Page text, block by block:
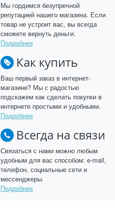
Мы гордимся безупречной
репутацией нашего магазина. Если
товар не устроит вас, вы всегда
сможете вернуть деньги.
Подробнее
Как купить
Ваш первый заказ в интернет-
магазине? Мы с радостью
подскажем как сделать покупки в
интернете простыми и удобными.
Подробнее
Всегда на связи
Связаться с нами можно любым
удобным для вас способом: e-mail,
телефон, социальные сети и
мессенджеры.
Подробнее